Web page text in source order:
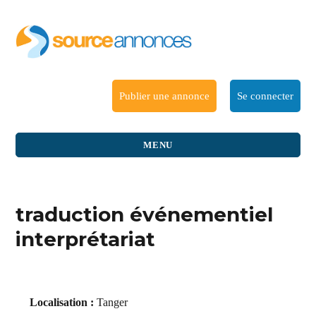
Publier une annonce Se connecter
MENU
traduction événementiel
interprétariat
Localisation : Tanger